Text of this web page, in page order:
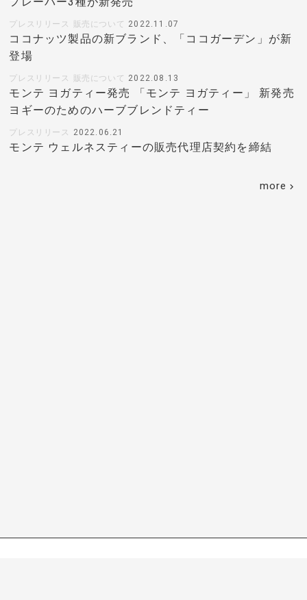
プレスリリース 販売について 2022.11.07
ココナッツ製品の新ブランド、「ココガーデン」が新
登場
プレスリリース 販売について 2022.08.13
モンテ ヨガティー発売 「モンテ ヨガティー」 新発売
ヨギーのためのハーブブレンドティー
プレスリリース 2022.06.21
モンテ ウェルネスティーの販売代理店契約を締結
more